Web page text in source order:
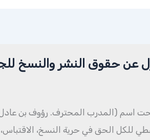
عن حقوق النشر والنسخ
اسم (المدرب المحترف. رؤوف بن
للكل الحق في حرية النسخ، الاقتباس،